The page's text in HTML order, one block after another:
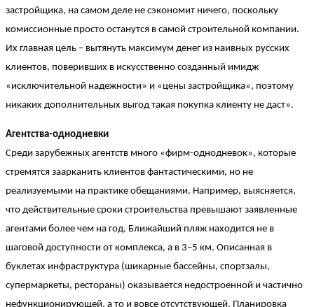
застройщика, на самом деле не сэкономит ничего, поскольку
комиссионные просто останутся в самой строительной компании.
Их главная цель – вытянуть максимум денег из наивных русских
клиентов, поверивших в искусственно созданный имидж
«исключительной надежности» и «цены застройщика», поэтому
никаких дополнительных выгод такая покупка клиенту не даст».
Агентства-однодневки
Среди зарубежных агентств много «фирм-однодневок», которые
стремятся заарканить клиентов фантастическими, но не
реализуемыми на практике обещаниями. Например, выясняется,
что действительные сроки строительства превышают заявленные
агентами более чем на год. Ближайший пляж находится не в
шаговой доступности от комплекса, а в 3–5 км. Описанная в
буклетах инфраструктура (шикарные бассейны, спортзалы,
супермаркеты, рестораны) оказывается недостроенной и частично
нефункционирующей, а то и вовсе отсутствующей. Планировка